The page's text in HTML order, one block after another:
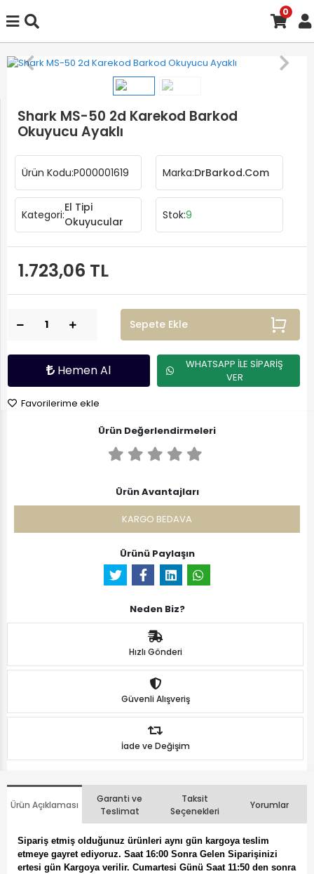
0
Shark MS-50 2d Karekod Barkod
Okuyucu Ayaklı
Ürün Kodu:P000001619 Marka:DrBarkod.Com
Kategori:
El Tipi
Okuyucular
Stok:9
1.723,06 TL
Sepete Ekle
Hemen Al
WHATSAPP İLE SİPARİŞ
VER
Favorilerime ekle
Ürün Değerlendirmeleri
Ürün Avantajları
KARGO BEDAVA
Ürünü Paylaşın
Neden Biz?
Hızlı Gönderi
Güvenli Alışveriş
İade ve Değişim
Ürün Açıklaması
Garanti ve
Teslimat
Taksit
Seçenekleri
Yorumlar
Sipariş etmiş olduğunuz ürünleri aynı gün kargoya teslim
etmeye gayret ediyoruz. Saat 16:00 Sonra Gelen Siparişinizi
ertesi gün Kargoya verilir. Cumartesi Günü Saat 11:50 den sonra